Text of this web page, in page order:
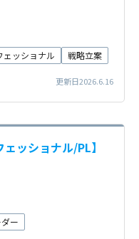
ェッショナル 戦略立案
更新日2026.6.16
ッショナル/PL】
ダー